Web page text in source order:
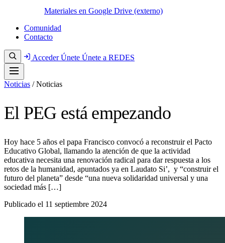
Materiales en Google Drive (externo)
Comunidad
Contacto
AccederÚnete Únete a REDES
Noticias / Noticias
El PEG está empezando
Hoy hace 5 años el papa Francisco convocó a reconstruir el Pacto
Educativo Global, llamando la atención de que la actividad
educativa necesita una renovación radical para dar respuesta a los
retos de la humanidad, apuntados ya en Laudato Si’, y “construir el
futuro del planeta” desde “una nueva solidaridad universal y una
sociedad más […]
Publicado el 11 septiembre 2024